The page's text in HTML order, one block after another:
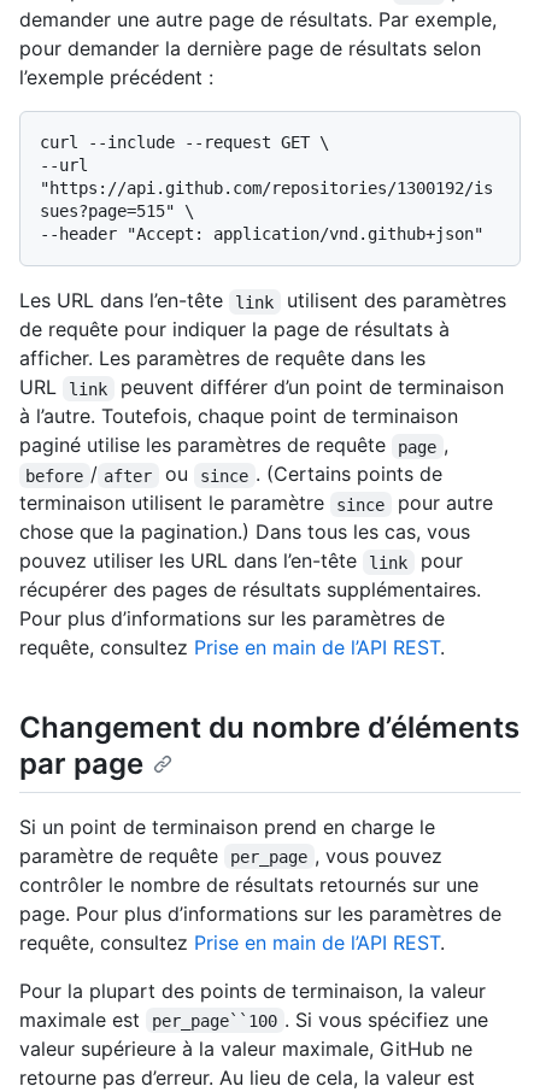
demander une autre page de résultats. Par exemple,
pour demander la dernière page de résultats selon
l’exemple précédent :
curl --include --request GET \
--url
"https://api.github.com/repositories/1300192/is
sues?page=515" \
Les URL dans l’en-tête link
utilisent des paramètres
de requête pour indiquer la page de résultats à
afficher. Les paramètres de requête dans les
URL
link
peuvent différer d’un point de terminaison
à l’autre. Toutefois, chaque point de terminaison
paginé utilise les paramètres de requête
page ,
before / after ou since . (Certains points de
terminaison utilisent le paramètre
since
pour autre
chose que la pagination.) Dans tous les cas, vous
pouvez utiliser les URL dans l’en-tête
link
pour
récupérer des pages de résultats supplémentaires.
Pour plus d’informations sur les paramètres de
requête, consultez Prise en main de l’API REST.
Changement du nombre d’éléments
par page
Si un point de terminaison prend en charge le
paramètre de requête
per_page , vous pouvez
contrôler le nombre de résultats retournés sur une
page. Pour plus d’informations sur les paramètres de
requête, consultez Prise en main de l’API REST.
Pour la plupart des points de terminaison, la valeur
maximale est
per_page``100 . Si vous spécifiez une
valeur supérieure à la valeur maximale, GitHub ne
retourne pas d’erreur. Au lieu de cela, la valeur est